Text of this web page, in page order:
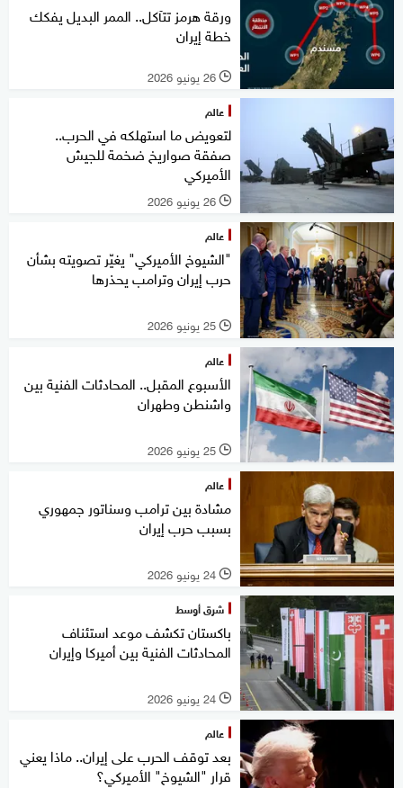
ورقة هرمز تتآكل.. الممر البديل يفكك
خطة إيران
l 26 يونيو 2026
عالم
لتعويض ما استهلكه في الحرب..
صفقة صواريخ ضخمة للجيش
الأميركي
l 26 يونيو 2026
عالم
"الشيوخ الأميركي" يغيّر تصويته بشأن
حرب إيران وترامب يحذرها
l 25 يونيو 2026
عالم
الأسبوع المقبل.. المحادثات الفنية بين
واشنطن وطهران
l 25 يونيو 2026
عالم
مشادة بين ترامب وسناتور جمهوري
بسبب حرب إيران
l 24 يونيو 2026
شرق أوسط
باكستان تكشف موعد استئناف
المحادثات الفنية بين أميركا وإيران
l 24 يونيو 2026
عالم
بعد توقف الحرب على إيران.. ماذا يعني
قرار "الشيوخ" الأميركي؟